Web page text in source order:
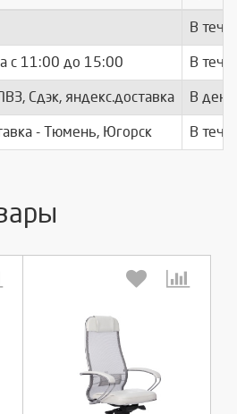
В
c 11:00 до 15:00 В
Сдэк, яндекс.доставка В день
- Тюмень, Югорск В
Выберите количество: